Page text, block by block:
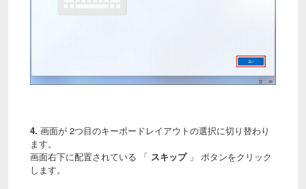
4. 画面が 2つ目のキーボードレイアウトの選択に切り替わり
ます。
画面右下に配置されている 「 スキップ」 ボタンをクリック
します。